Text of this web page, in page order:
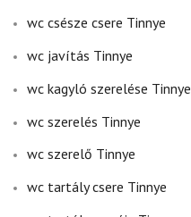
wc csésze csere Tinnye
wc javítás Tinnye
wc kagyló szerelése Tinnye
wc szerelés Tinnye
wc szerelő Tinnye
wc tartály csere Tinnye